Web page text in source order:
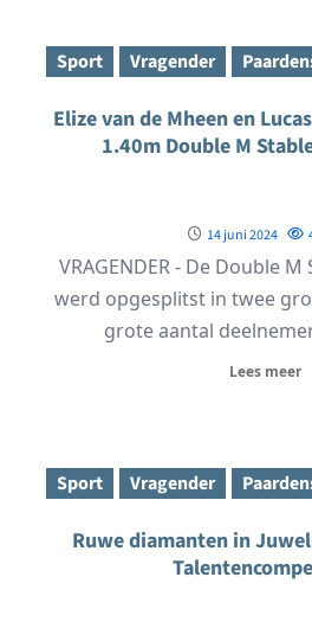
Sport Vragender
Elize van de Mheen en
1.40m Double M
14 juni 2024
VRAGENDER - De Double
werd opgesplitst in twee
grote aantal
Lees meer
Sport Vragender
Ruwe diamanten in